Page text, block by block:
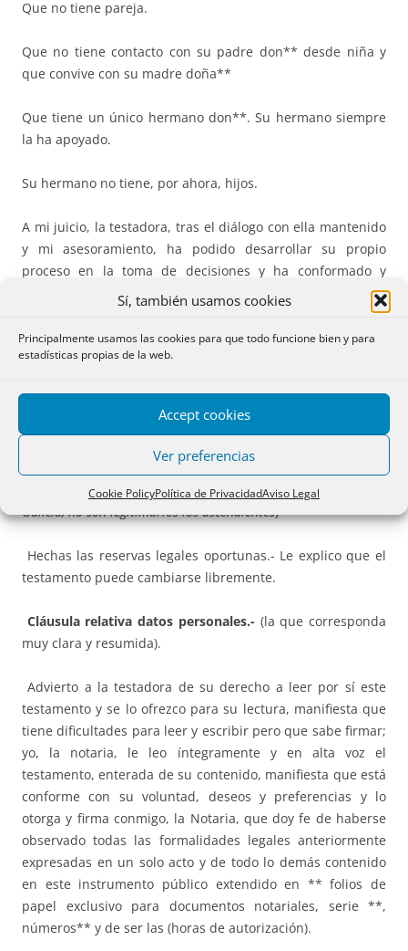
Sí, también usamos cookies
Principalmente usamos las cookies para que todo funcione bien y para
estadísticas propias de la web.
Accept cookies
Ver preferencias
Cookie PolicyPolítica de PrivacidadAviso Legal
Que no tiene pareja.
Que no tiene contacto con su padre don** desde niña y
que convive con su madre doña**
Que tiene un único hermano don**. Su hermano siempre
la ha apoyado.
Su hermano no tiene, por ahora, hijos.
A mi juicio, la testadora, tras el diálogo con ella mantenido
y mi asesoramiento, ha podido desarrollar su propio
proceso en la toma de decisiones y ha conformado y
expresado libremente su voluntad, teniendo capacidad
que redacto con
arreglo a su voluntad expresada oralmente,del siguiente
modo:
y si su madre falleciese antes que ella, o muriesen ambas
a un tiempo, instituye heredero a su hermano Don** y en
defecto de este, sucederán los descendientes de su
hermano, de tenerlos.(En el Ordenamiento jurídico de
Galicia, no son legitimarios los ascendientes)
Hechas las reservas legales oportunas.- Le explico que el
testamento puede cambiarse libremente.
Cláusula relativa datos personales.- (la que corresponda
muy clara y resumida).
Advierto a la testadora de su derecho a leer por sí este
testamento y se lo ofrezco para su lectura, manifiesta que
tiene dificultades para leer y escribir pero que sabe firmar;
yo, la notaria, le leo íntegramente y en alta voz el
testamento, enterada de su contenido, manifiesta que está
conforme con su voluntad, deseos y preferencias y lo
otorga y firma conmigo, la Notaria, que doy fe de haberse
observado todas las formalidades legales anteriormente
expresadas en un solo acto y de todo lo demás contenido
en este instrumento público extendido en ** folios de
papel exclusivo para documentos notariales, serie **,
números** y de ser las (horas de autorización).